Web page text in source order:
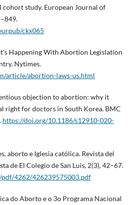
study. European Journal of
ckx065
Happening With Abortion Legislation
Nytimes.
article/abortion-laws-us.html
objection to abortion: why it
right for doctors in South Korea. BMC
https://doi.org/10.1186/s12910-020-
aborto e Iglesia católica. Revista del
de El Colegio de San Luis, 2(3), 42–67.
4262/426239575003.pdf
do Aborto e o 3o Programa Nacional